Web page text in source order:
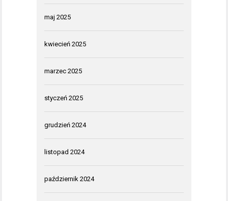
maj 2025
kwiecień 2025
marzec 2025
styczeń 2025
grudzień 2024
listopad 2024
październik 2024